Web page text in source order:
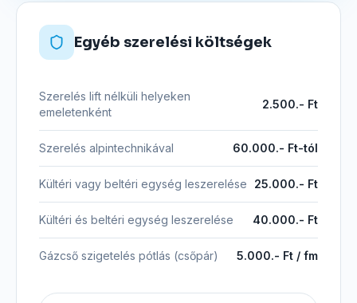
Egyéb szerelési költségek
Szerelés lift nélküli helyeken
emeletenként
2.500.- Ft
Szerelés alpintechnikával 60.000.- Ft-tól
Kültéri vagy beltéri egység leszerelése 25.000.- Ft
Kültéri és beltéri egység leszerelése 40.000.- Ft
Gázcső szigetelés pótlás (csőpár) 5.000.- Ft / fm